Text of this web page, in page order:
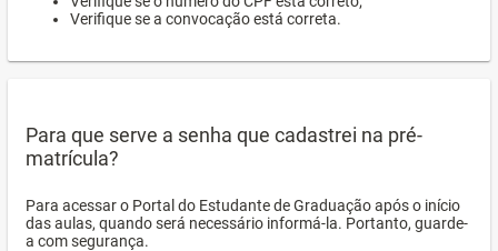
Verifique se a convocação está correta.
Para que serve a senha que cadastrei na pré-
matrícula?
Para acessar o Portal do Estudante de Graduação após o início
das aulas, quando será necessário informá-la. Portanto, guarde-
a com segurança.